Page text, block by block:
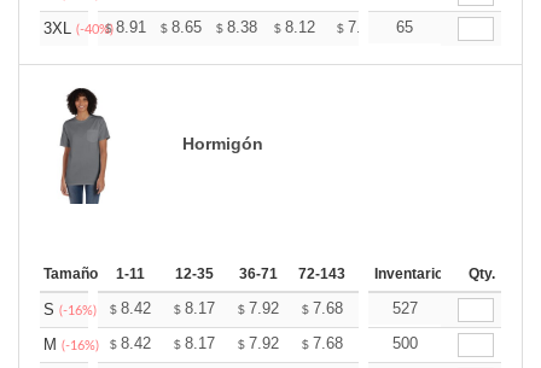
3XL (-40%)
$8.91 $ 8.65 $ 8.38 $ 8.12 $ 7.85 $7.72
65
Hormigón
Tamaño 1-11 12-35 36-71 72-143 144-287 288 +
Inventario Qty.
S (-16%) $ 8.42 $ 8.17 $ 7.92 $ 7.68 7.43
527
M (-16%) $ 8.42 $ 8.17 $ 7.92 $ 7.68 7.43
500